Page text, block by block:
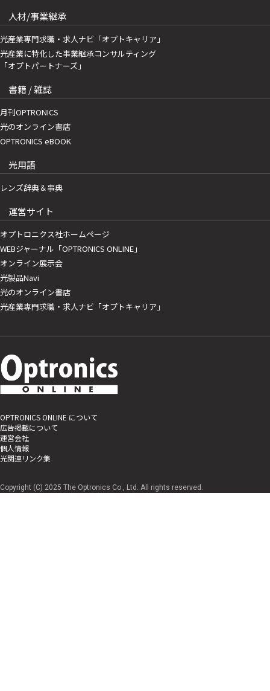
人材/事業継承
光産業専門求職・求人ナビ「オプトキャリア」
光産業に特化した事業継承コンサルティング
「オプトパートナーズ」
書籍 / 雑誌
月刊OPTRONICS
光のオンライン書店
OPTRONICS eBOOK
光用語
レンズ辞典＆事典
運営サイト
オプトロニクス社ホームページ
WEBジャーナル「OPTRONICS ONLINE」
オンライン展示会
光製品Navi
光のオンライン書店
光産業専門求職・求人ナビ「オプトキャリア」
OPTRONICS ONLINE について
広告掲載について
運営会社
個人情報
光関連リンク集
Copyright (C) 2025 The Optronics Co., Ltd. All rights reserved.